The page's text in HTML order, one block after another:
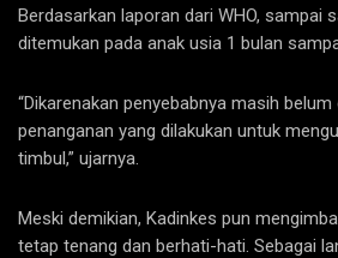
Berdasarkan laporan dari WHO, sampai
ditemukan pada anak usia 1 bulan
“Dikarenakan penyebabnya masih
penanganan yang dilakukan untuk
timbul,” ujarnya.
Meski demikian, Kadinkes pun
tetap tenang dan berhati-hati. Sebagai